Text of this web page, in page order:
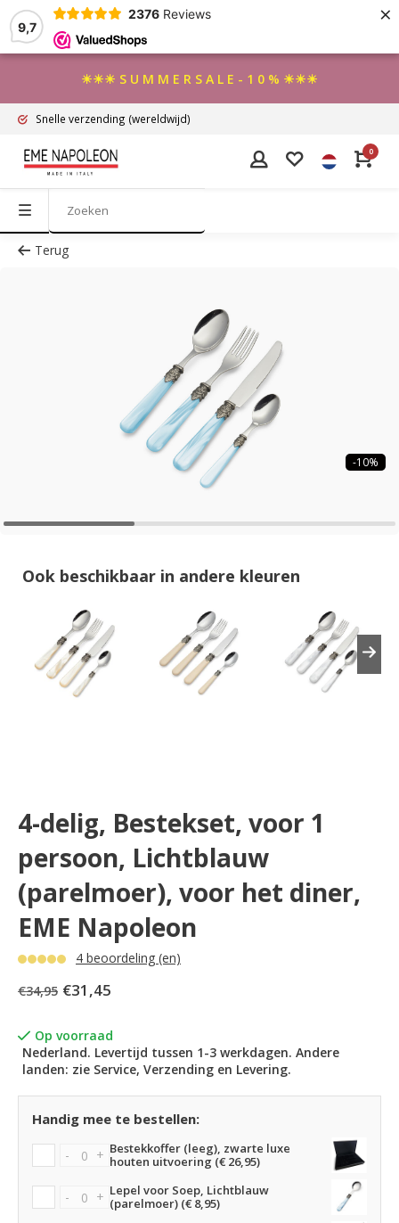
9,7
2376 Reviews ×
☀☀☀ S U M M E R S A L E - 1 0 % ☀☀☀
Snelle verzending (wereldwijd)
0
Terug
-10%
Ook beschikbaar in andere kleuren
4-delig, Bestekset, voor 1
persoon, Lichtblauw
(parelmoer), voor het diner,
EME Napoleon
4 beoordeling (en)
€34,95 €31,45
Op voorraad
Nederland. Levertijd tussen 1-3 werkdagen. Andere
landen: zie Service, Verzending en Levering.
Handig mee te bestellen:
- + Bestekkoffer (leeg), zwarte luxe
houten uitvoering (€ 26,95)
- + Lepel voor Soep, Lichtblauw
(parelmoer) (€ 8,95)